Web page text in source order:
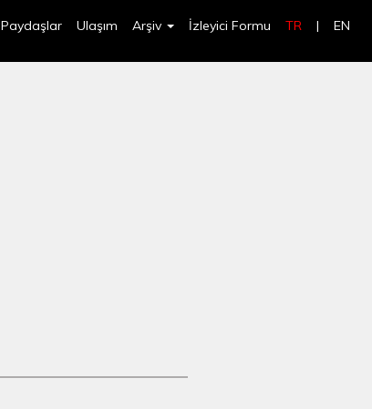
Paydaşlar Ulaşım Arşiv İzleyici Formu TR | EN